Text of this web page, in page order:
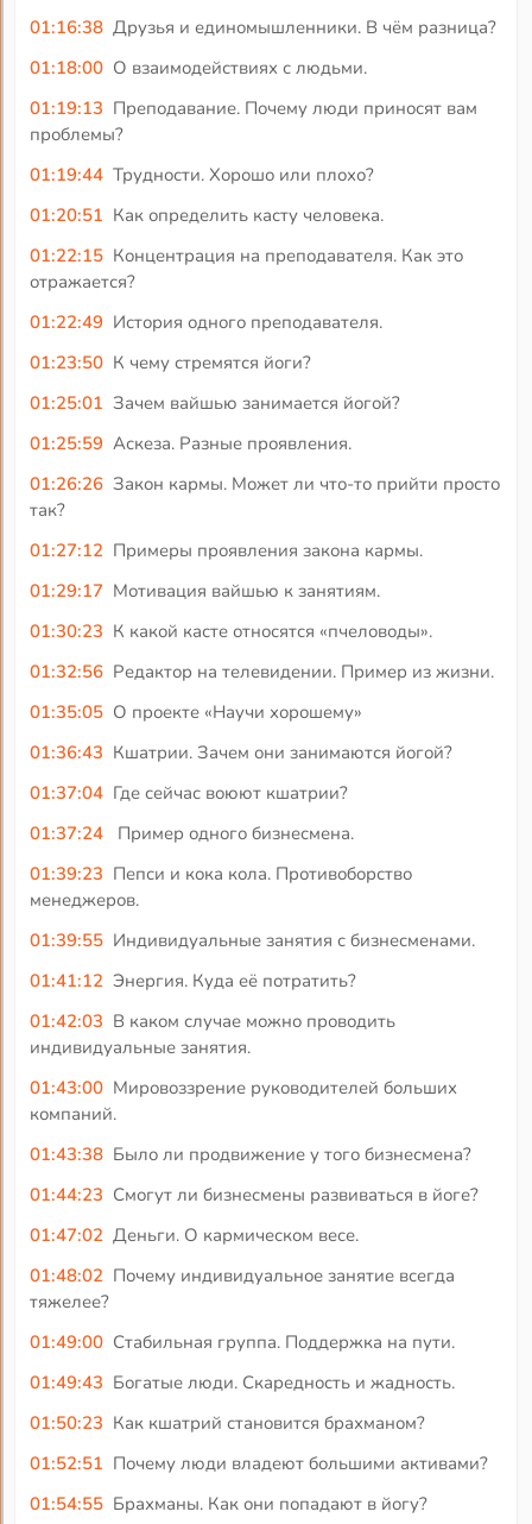
01:16:38 Друзья и единомышленники. В чём разница?
01:18:00 О взаимодействиях с людьми.
01:19:13 Преподавание. Почему люди приносят вам
проблемы?
01:19:44 Трудности. Хорошо или плохо?
01:20:51 Как определить касту человека.
01:22:15 Концентрация на преподавателя. Как это
отражается?
01:22:49 История одного преподавателя.
01:23:50 К чему стремятся йоги?
01:25:01 Зачем вайшью занимается йогой?
01:25:59 Аскеза. Разные проявления.
01:26:26 Закон кармы. Может ли что-то прийти просто
так?
01:27:12 Примеры проявления закона кармы.
01:29:17 Мотивация вайшью к занятиям.
01:30:23 К какой касте относятся «пчеловоды».
01:32:56 Редактор на телевидении. Пример из жизни.
01:35:05 О проекте «Научи хорошему»
01:36:43 Кшатрии. Зачем они занимаются йогой?
01:37:04 Где сейчас воюют кшатрии?
01:37:24
Пример одного бизнесмена.
01:39:23 Пепси и кока кола. Противоборство
менеджеров.
01:39:55 Индивидуальные занятия с бизнесменами.
01:41:12 Энергия. Куда её потратить?
01:42:03 В каком случае можно проводить
индивидуальные занятия.
01:43:00 Мировоззрение руководителей больших
компаний.
01:43:38 Было ли продвижение у того бизнесмена?
01:44:23 Смогут ли бизнесмены развиваться в йоге?
01:47:02 Деньги. О кармическом весе.
01:48:02 Почему индивидуальное занятие всегда
тяжелее?
01:49:00 Стабильная группа. Поддержка на пути.
01:49:43 Богатые люди. Скаредность и жадность.
01:50:23 Как кшатрий становится брахманом?
01:52:51 Почему люди владеют большими активами?
01:54:55 Брахманы. Как они попадают в йогу?